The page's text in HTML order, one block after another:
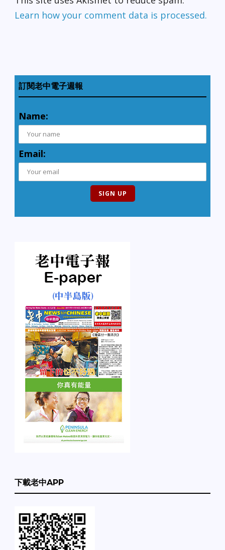
Learn how your comment data is processed.
訂閱老中電子週報
Name:
Email:
下載老中APP